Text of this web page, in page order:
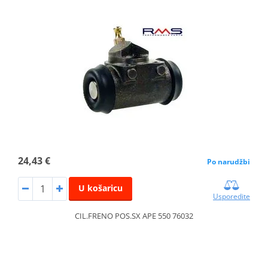
24,43 € Po narudžbi
U košaricu
Usporedite
CIL.FRENO POS.SX APE 550 76032